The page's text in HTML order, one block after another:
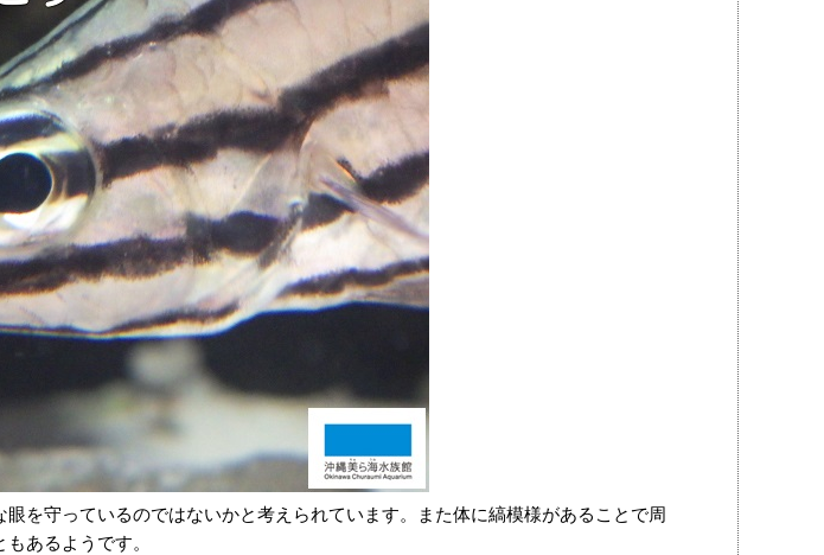
を守っているのではないかと考えられています。また体に縞模様があることで周
あるようです。